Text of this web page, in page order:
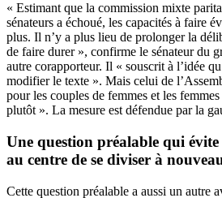
« Estimant que la commission mixte
sénateurs a échoué, les capacités à faire
plus. Il n’y a plus lieu de prolonger la
de faire durer », confirme le sénateur du
autre corapporteur. Il « souscrit à l’idée
modifier le texte ». Mais celui de
pour les couples de femmes et les
plutôt ». La mesure est défendue par la
Une question préalable qui
au centre de se diviser à
Cette question préalable a aussi un autre